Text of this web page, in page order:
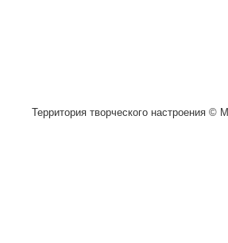
Территория творческого настроения ©